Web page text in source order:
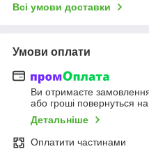
Всі умови доставки
Умови оплати
Ви отримаєте
або гроші повернуться
Детальніше
Оплатити частинами